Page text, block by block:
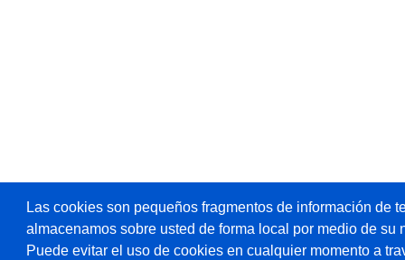
Las cookies son pequeños fragmentos de información de
almacenamos sobre usted de forma local por medio de su
Puede evitar el uso de cookies en cualquier momento a